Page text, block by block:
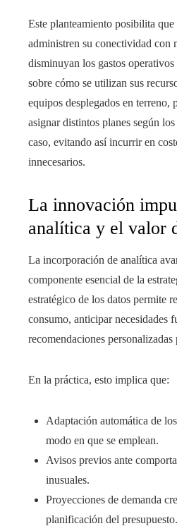
Este planteamiento posibilita
administren su conectividad con
disminuyan los gastos
sobre cómo se utilizan sus
equipos desplegados en terreno,
asignar distintos planes según
caso, evitando así incurrir en
innecesarios.
La innovación
analítica y el valor
La incorporación de analítica
componente esencial de la
estratégico de los datos permite
consumo, anticipar necesidades
recomendaciones personalizadas
En la práctica, esto implica que:
Adaptación automática de
modo en que se emplean.
Avisos previos ante
inusuales.
Proyecciones de demanda
planificación del presupuesto.